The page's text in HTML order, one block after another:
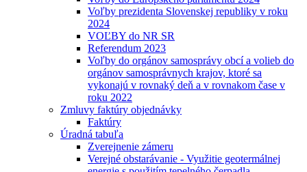
Voľby prezidenta Slovenskej republiky v roku
2024
VOĽBY do NR SR
Referendum 2023
Voľby do orgánov samosprávy obcí a volieb do
orgánov samosprávnych krajov, ktoré sa
vykonajú v rovnaký deň a v rovnakom čase v
roku 2022
Zmluvy faktúry objednávky
Faktúry
Úradná tabuľa
Zverejnenie zámeru
Verejné obstarávanie - Využitie geotermálnej